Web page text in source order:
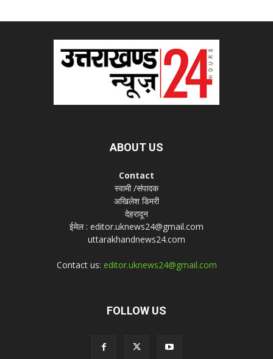
ABOUT US
Contact
स्वामी /संपादक
अखिलेश डिमरी
देहरादून
ईमेल : editor.uknews24@gmail.com
uttarakhandnews24.com
Contact us: editor.uknews24@gmail.com
FOLLOW US